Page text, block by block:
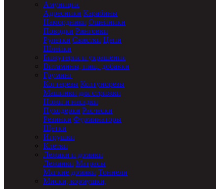
Амуниция
Адресники Карабины
Намордники Ошейники
Поводки Ринговки
Рулетки Свистки Цепи
Шлейки
Бижутерия и украшения
Витамины, пищ. добавки
Груминг
Когтерезы Колтунорезы
Машинки для стрижки
Ножи и насадки
Пуходерки Расчески
Резинки Фурминаторы
Щетки
Игрушки
Клетки
Лежаки и домики
Лежанки Матрасы
Мягкие домики Тоннели
Миски, кормушки,